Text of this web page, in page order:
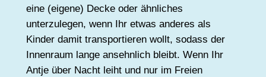
eine (eigene) Decke oder ähnliches
unterzulegen, wenn Ihr etwas anderes als
Kinder damit transportieren wollt, sodass der
Innenraum lange ansehnlich bleibt. Wenn Ihr
Antje über Nacht leiht und nur im Freien